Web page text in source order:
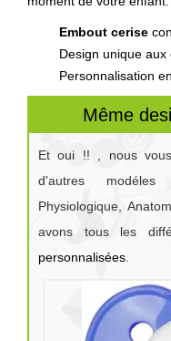
Embout cerise
Design unique
Personnalisation
Même
Et oui !! , nous
d'autres modéles
Physiologique,
avons tous les
personnalisées